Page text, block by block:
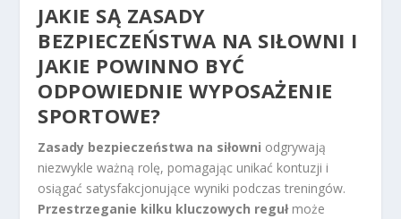
JAKIE SĄ ZASADY
BEZPIECZEŃSTWA NA SIŁOWNI I
JAKIE POWINNO BYĆ
ODPOWIEDNIE WYPOSAŻENIE
SPORTOWE?
Zasady bezpieczeństwa na siłowni odgrywają
niezwykle ważną rolę, pomagając unikać kontuzji i
osiągać satysfakcjonujące wyniki podczas treningów.
Przestrzeganie kilku kluczowych regułmoże